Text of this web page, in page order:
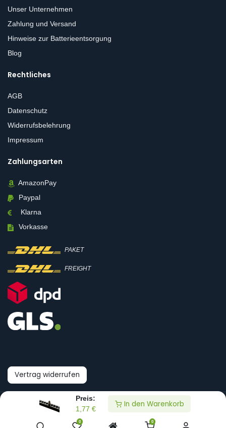
Preis:
1,77 €
In den Warenkorb
0 0
Unser Unternehmen
Zahlung und Versand
Hinweise zur Batterieentsorgung
Blog
Rechtliches
AGB
Datenschutz
Widerrufsbelehrung
Impressum
Zahlungsarten
AmazonPay
Paypal
Klarna
Vorkasse
PAKET
FREIGHT
Vertrag widerrufen
© Boni-Shop GmbH
Datenpräferenzen